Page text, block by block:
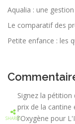
Aqualia : une gestion
Le comparatif des
Petite enfance : les
Signez la pétition
prix de la cantine
l'Oxygène pour
SHARES